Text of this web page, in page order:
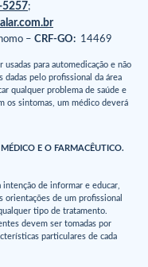
5257;
– CRF-GO:14469
para automedicação e não
pelo profissional da área
qualquer problema de saúde e
os sintomas, um médico deverá
E O FARMACÊUTICO.
de informar e educar,
orientações de um profissional
tipo de tratamento.
devem ser tomadas por
particulares de cada